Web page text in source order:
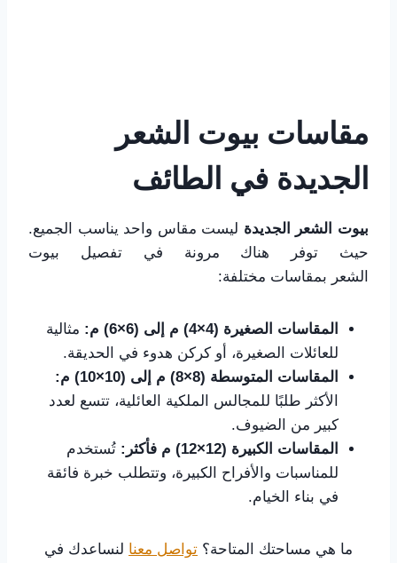
مقاسات بيوت الشعر
الجديدة في الطائف
بيوت الشعر الجديدة ليست مقاس واحد يناسب الجميع.
حيث توفر هناك مرونة في تفصيل بيوت
الشعر بمقاسات مختلفة:
المقاسات الصغيرة (
4
×
4) م إلى (6
×6 ) م: مثالية
للعائلات الصغيرة، أو كركن هدوء في الحديقة.
المقاسات المتوسطة (8
×8 ) م إلى (10
×10
) م:
الأكثر طلبًا للمجالس الملكية العائلية، تتسع لعدد
كبير من الضيوف.
المقاسات الكبيرة (12
×12 ) م فأكثر: تُستخدم
للمناسبات والأفراح الكبيرة، وتتطلب خبرة فائقة
في بناء الخيام.
ما هي مساحتك المتاحة؟ تواصل معنا لنساعدك في